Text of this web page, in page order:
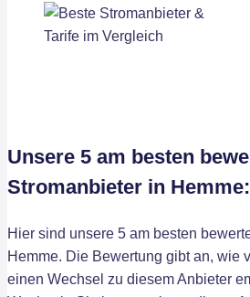
Unsere 5 am besten
Stromanbieter in Hemme:
Hier sind unsere 5 am besten
Hemme. Die Bewertung gibt an, wie
einen Wechsel zu diesem Anbieter